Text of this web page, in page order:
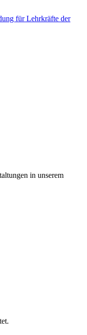
für Lehrkräfte der
in unserem